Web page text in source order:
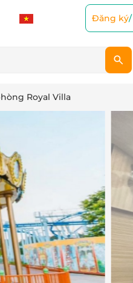
Đăng ký/
Royal Villa